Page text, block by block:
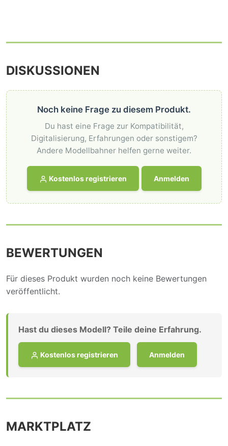
DISKUSSIONEN
Noch keine Frage zu diesem Produkt.
Du hast eine Frage zur Kompatibilität,
Digitalisierung, Erfahrungen oder sonstigem?
Andere Modellbahner helfen gerne weiter.
Kostenlos registrieren Anmelden
BEWERTUNGEN
Für dieses Produkt wurden noch keine Bewertungen
veröffentlicht.
Hast du dieses Modell? Teile deine Erfahrung.
Kostenlos registrieren Anmelden
MARKTPLATZ